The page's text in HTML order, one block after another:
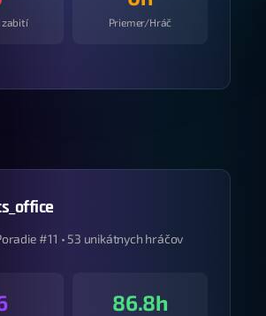
zabití Priemer/Hráč
#11 • 53 unikátnych hráčov
86.8h